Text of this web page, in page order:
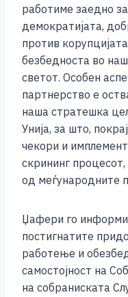
работиме заедно
демократијата,
против
безбедноста во
светот. Особен
партнерство е
наша стратешка
Унија, за што,
чекори и
скрининг
од меѓународните
Џафери го
постигнатите
работење и
самостојност на
на собраниската